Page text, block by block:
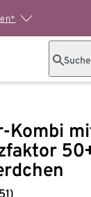
Suche
Kombi